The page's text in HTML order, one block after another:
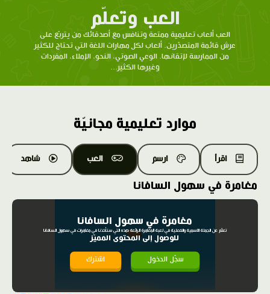
العب وتعلّم
العب ألعاب تعليمية ممتعة وتنافس مع أصدقائك من يتربّع على
عرش قائمة المتصدّرين. ألعاب لكل مهارات اللغة التي تحتاج للكثير
من الممارسة لإتقانها. الوعي الصوتي، النحو، الإملاء، المفردات
وغيرها الكثير...
موارد تعليمية مجانيّة
اقرأ ارسم العب شاهد
مغامرة في سهول السافانا
مغامرة في سهول السافانا
تعلّم عن الجملة الاسمية والفعلية في لعبة المغامرة الرائعة هذه التي ستأخذنا في مغامرات في سهول السافانا
للوصول إلى المحتوى المميّز
سجّل الدخول اشترك